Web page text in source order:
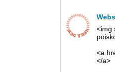
<img
<a
</a>